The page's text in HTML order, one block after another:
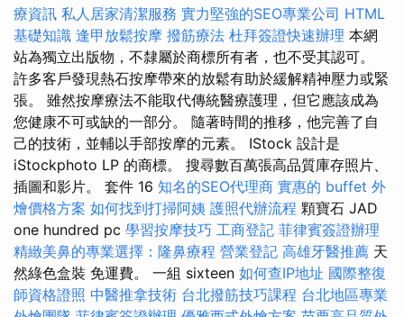
療資訊 私人居家清潔服務 實力堅強的SEO專業公司 HTML
基礎知識 逢甲放鬆按摩 撥筋療法 杜拜簽證快速辦理 本網
站為獨立出版物，不隸屬於商標所有者，也不受其認可。
許多客戶發現熱石按摩帶來的放鬆有助於緩解精神壓力或緊
張。 雖然按摩療法不能取代傳統醫療護理，但它應該成為
您健康不可或缺的一部分。 隨著時間的推移，他完善了自
己的技術，並輔以手部按摩的元素。 IStock 設計是
iStockphoto LP 的商標。 搜尋數百萬張高品質庫存照片、
插圖和影片。 套件 16 知名的SEO代理商 實惠的 buffet 外
燴價格方案 如何找到打掃阿姨 護照代辦流程 顆寶石 JAD
one hundred pc 學習按摩技巧 工商登記 菲律賓簽證辦理
精緻美鼻的專業選擇：隆鼻療程 營業登記 高雄牙醫推薦 天
然綠色盒裝 免運費。 一組 sixteen 如何查IP地址 國際整復
師資格證照 中醫推拿技術 台北撥筋技巧課程 台北地區專業